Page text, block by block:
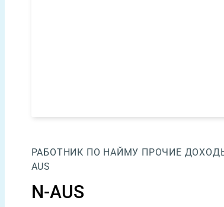
РАБОТНИК ПО НАЙМУ ПРОЧИЕ
AUS
N-AUS